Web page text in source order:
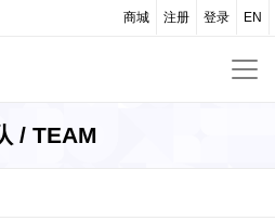
EN
登录
注册
商城
/ TEAM